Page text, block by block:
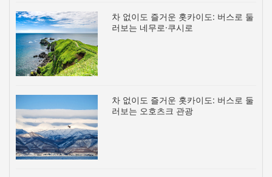
차 없이도 즐거운 홋카이도: 버스로 둘
러보는 네무로·쿠시로
차 없이도 즐거운 홋카이도: 버스로 둘
러보는 오호츠크 관광